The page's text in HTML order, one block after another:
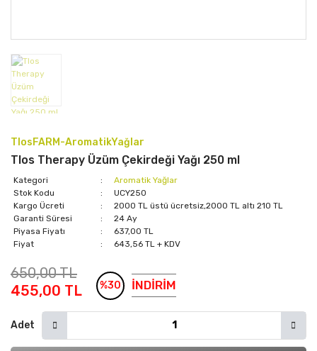
TlosFARM-AromatikYağlar
Tlos Therapy Üzüm Çekirdeği Yağı 250 ml
Kategori
Aromatik Yağlar
Stok Kodu
UCY250
Kargo Ücreti
2000 TL üstü ücretsiz,2000 TL altı 210 TL
Garanti Süresi
24 Ay
Piyasa Fiyatı
637,00 TL
Fiyat
643,56 TL + KDV
455,00 TL
650,00 TL
%30 İNDİRİM
Adet